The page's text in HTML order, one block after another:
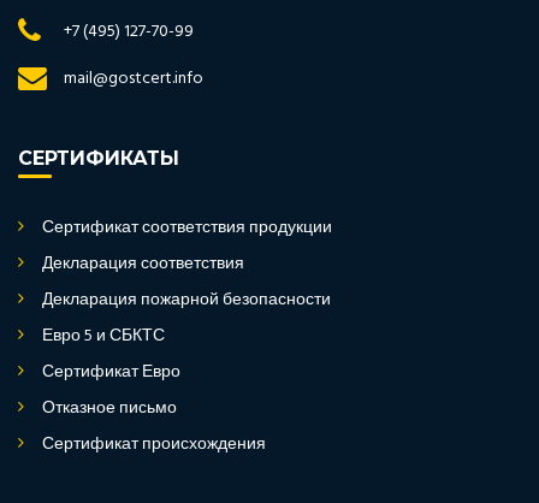
+7 (495) 127-70-99
mail@gostcert.info
СЕРТИФИКАТЫ
Сертификат соответствия продукции
Декларация соответствия
Декларация пожарной безопасности
Евро 5 и СБКТС
Сертификат Евро
Отказное письмо
Сертификат происхождения